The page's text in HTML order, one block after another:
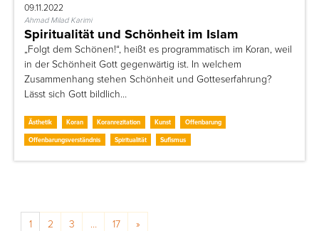
09.11.2022
Ahmad Milad Karimi
Spiritualität und Schönheit im Islam
„Folgt dem Schönen!“, heißt es programmatisch im Koran, weil
in der Schönheit Gott gegenwärtig ist. In welchem
Zusammenhang stehen Schönheit und Gotteserfahrung?
Lässt sich Gott bildlich…
Ästhetik Koran Koranrezitation Kunst
Offenbarung
Offenbarungsverständnis
Spiritualität Sufismus
1 2 3 … 17 »